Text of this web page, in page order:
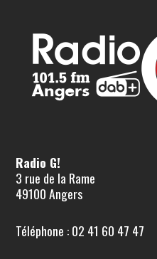
Radio G!
3 rue de la Rame
49100 Angers
Téléphone : 02 41 60 47 47